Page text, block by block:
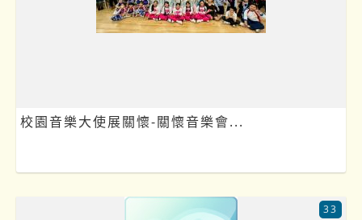
校園音樂大使展關懷-關懷音樂會...
33